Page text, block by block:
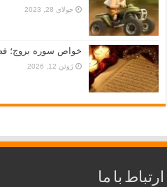
جولای 28, 2023
خواص سوره بروج؛
ژوئن 12, 2026
ارتباط با ما